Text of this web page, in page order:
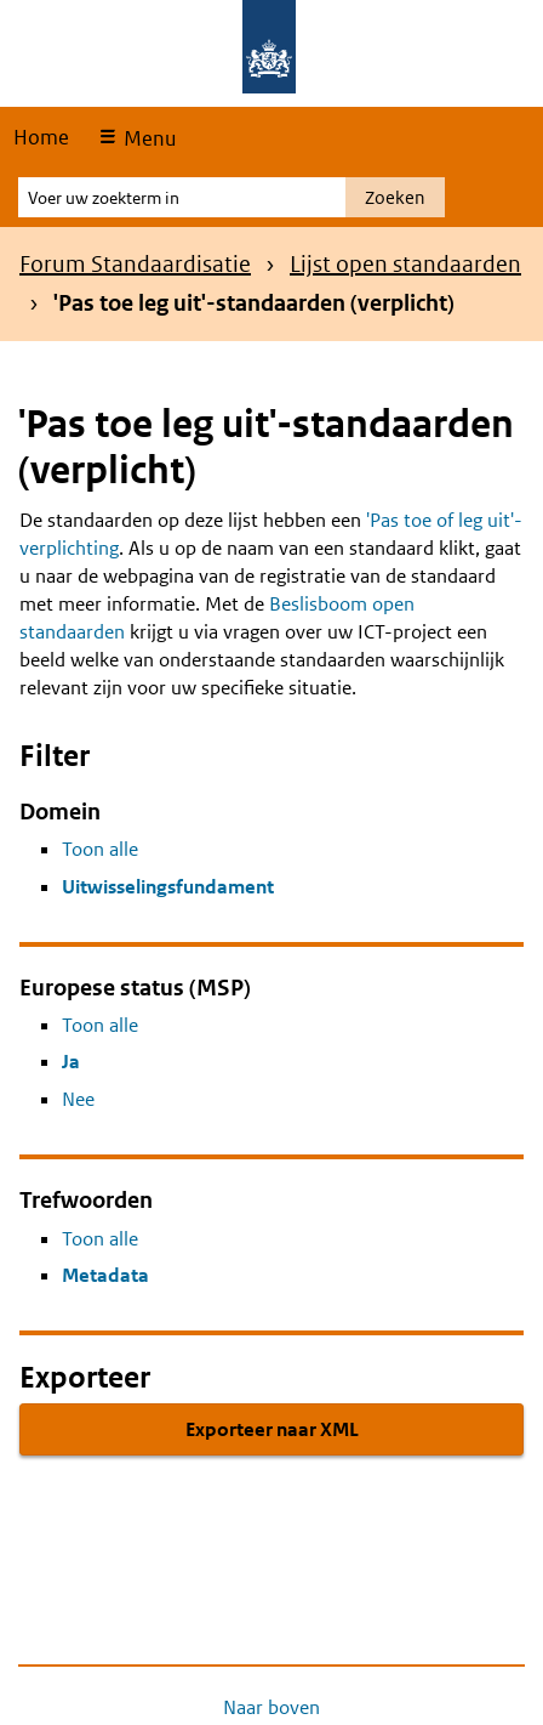
Home Menu
Voer
uw
zoekterm
Zoeken
Kruimelpad
Forum Standaardisatie
Lijst open standaarden
'Pas toe leg uit'-standaarden (verplicht)
'Pas toe leg uit'-standaarden
(verplicht)
Content
De standaarden op deze lijst hebben een 'Pas toe of leg uit'-
verplichting. Als u op de naam van een standaard klikt, gaat
u naar de webpagina van de registratie van de standaard
met meer informatie. Met de Beslisboom open
standaarden krijgt u via vragen over uw ICT-project een
beeld welke van onderstaande standaarden waarschijnlijk
relevant zijn voor uw specifieke situatie.
Filter
Domein
Toon alle
Uitwisselingsfundament
Europese status (MSP)
Toon alle
Ja
Nee
Trefwoorden
Toon alle
Metadata
Exporteer
Exporteer naar XML
Naar boven